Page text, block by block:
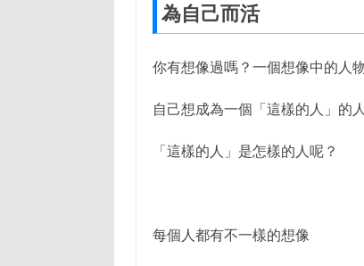
為自己而活
你有想像過嗎？一個想像中的人
自己想成為一個「這樣的人」的
「這樣的人」是怎樣的人呢？
每個人都有不一樣的想像